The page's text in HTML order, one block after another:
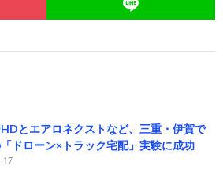
とエアロネクストなど、三重・伊賀で
ドローン×トラック宅配」実験に成功